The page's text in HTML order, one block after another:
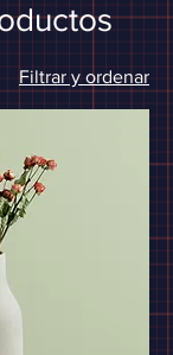
Filtrar y ordenar